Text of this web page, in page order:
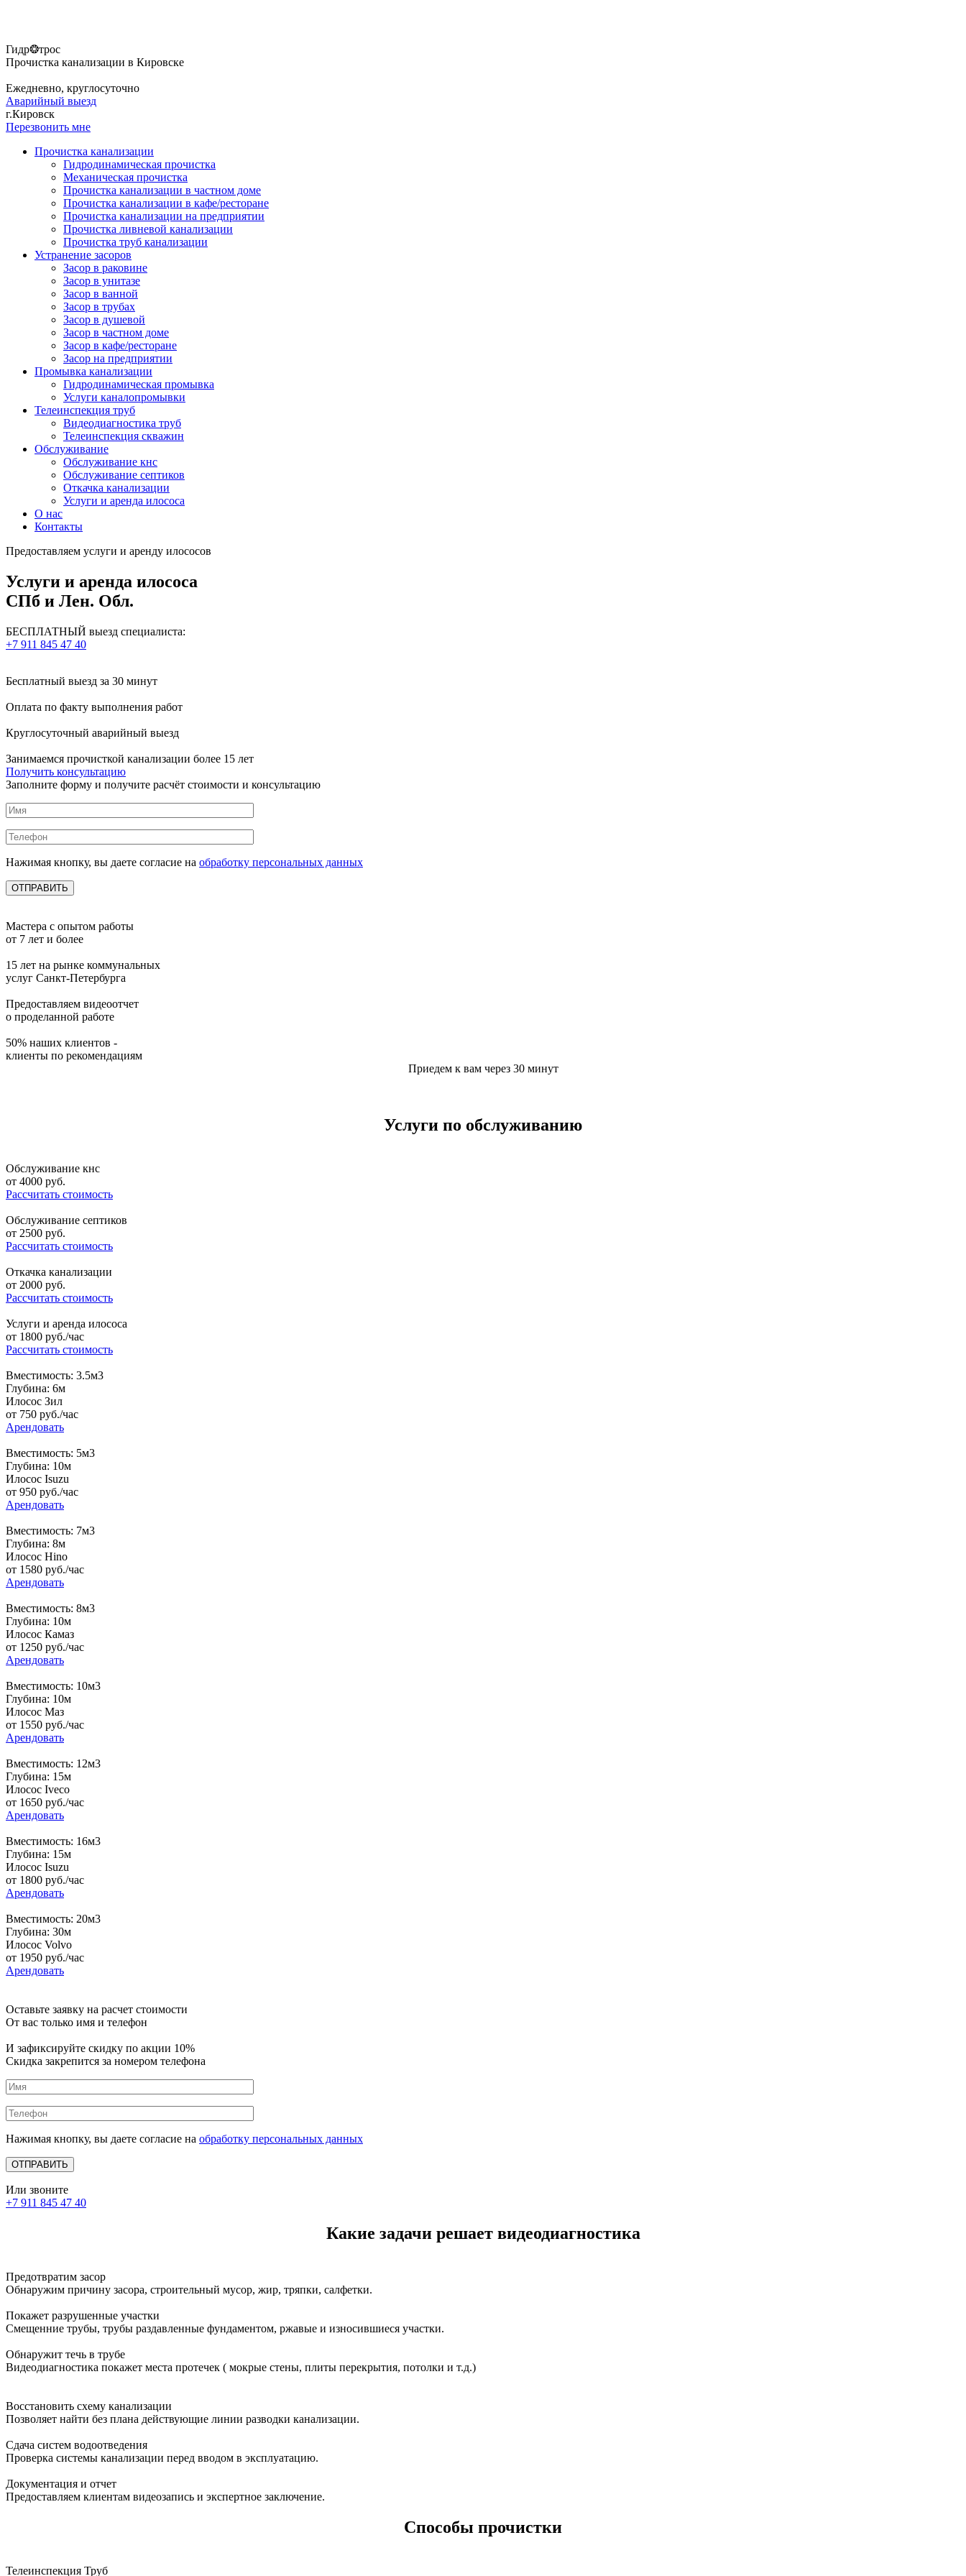
Гидр❂трос
Прочистка канализации в Кировске
Ежедневно, круглосуточно
Аварийный выезд
г.Кировск
Перезвонить мне
Прочистка канализации
Гидродинамическая прочистка
Механическая прочистка
Прочистка канализации в частном доме
Прочистка канализации в кафе/ресторане
Прочистка канализации на предприятии
Прочистка ливневой канализации
Прочистка труб канализации
Устранение засоров
Засор в раковине
Засор в унитазе
Засор в ванной
Засор в трубах
Засор в душевой
Засор в частном доме
Засор в кафе/ресторане
Засор на предприятии
Промывка канализации
Гидродинамическая промывка
Услуги каналопромывки
Телеинспекция труб
Видеодиагностика труб
Телеинспекция скважин
Обслуживание
Обслуживание кнс
Обслуживание септиков
Откачка канализации
Услуги и аренда илососа
О нас
Контакты
Предоставляем услуги и аренду илососов
Услуги и аренда илососа
СПб и Лен. Обл.
БЕСПЛАТНЫЙ выезд специалиста:
+7 911 845 47 40
Бесплатный выезд за 30 минут
Оплата по факту выполнения работ
Круглосуточный аварийный выезд
Занимаемся прочисткой канализации более 15 лет
Получить консультацию
Заполните форму и получите расчёт стоимости и консультацию
Нажимая кнопку, вы даете согласие на обработку персональных данных
Мастера с опытом работы
от 7 лет и более
15 лет на рынке коммунальных
услуг Санкт-Петербурга
Предоставляем видеоотчет
о проделанной работе
50% наших клиентов -
клиенты по рекомендациям
Приедем к вам через 30 минут
Услуги по обслуживанию
Обслуживание кнс
от 4000 руб.
Рассчитать стоимость
Обслуживание септиков
от 2500 руб.
Рассчитать стоимость
Откачка канализации
от 2000 руб.
Рассчитать стоимость
Услуги и аренда илососа
от 1800 руб./час
Рассчитать стоимость
Вместимость: 3.5м3
Глубина: 6м
Илосос Зил
от 750 руб./час
Арендовать
Вместимость: 5м3
Глубина: 10м
Илосос Isuzu
от 950 руб./час
Арендовать
Вместимость: 7м3
Глубина: 8м
Илосос Hino
от 1580 руб./час
Арендовать
Вместимость: 8м3
Глубина: 10м
Илосос Камаз
от 1250 руб./час
Арендовать
Вместимость: 10м3
Глубина: 10м
Илосос Маз
от 1550 руб./час
Арендовать
Вместимость: 12м3
Глубина: 15м
Илосос Iveco
от 1650 руб./час
Арендовать
Вместимость: 16м3
Глубина: 15м
Илосос Isuzu
от 1800 руб./час
Арендовать
Вместимость: 20м3
Глубина: 30м
Илосос Volvo
от 1950 руб./час
Арендовать
Оставьте заявку на расчет стоимости
От вас только имя и телефон
И зафиксируйте скидку по акции 10%
Скидка закрепится за номером телефона
Нажимая кнопку, вы даете согласие на обработку персональных данных
Или звоните
+7 911 845 47 40
Какие задачи решает видеодиагностика
Предотвратим засор
Обнаружим причину засора, cтроительный мусор, жир, тряпки, салфетки.
Покажет разрушенные участки
Смещенние трубы, трубы раздавленные фундаментом, ржавые и износившиеся участки.
Обнаружит течь в трубе
Видеодиагностика покажет места протечек ( мокрые стены, плиты перекрытия, потолки и т.д.)
Восстановить схему канализации
Позволяет найти без плана действующие линии разводки канализации.
Сдача систем водоотведения
Проверка системы канализации перед вводом в эксплуатацию.
Документация и отчет
Предоставляем клиентам видеозапись и экспертное заключение.
Способы прочистки
Телеинспекция Труб